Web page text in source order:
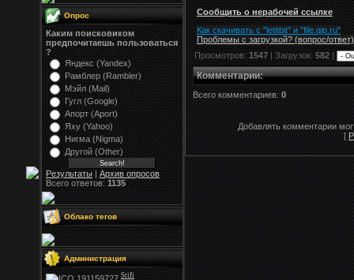
Опрос
Каким поисковиком
предпочитаешь пользоваться
?
Яндекс (Yandex)
Рамблер (Rambler)
Мэйл (Mail)
Гугл (Google)
Апорт (Aport)
Яху (Yahoo)
Нигма (Nigma)
Другой (Other)
Результаты|Архив опросов
Всего ответов:1135
Облако тегов
Администрация
Stifi
Сообщить о нерабочей ссылке
Как скачивать с "letitbit" и "file.qip.ru"
Проблемы с загрузкой? (вопрос/ответ)
Просмотров:1547| Загрузок:582|
Комментарии:
Всего комментариев: 0
Добавлять комментарии
[